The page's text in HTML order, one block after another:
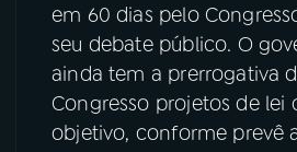
em 60 dias pelo
seu debate público. O
ainda tem a prerrogativa
Congresso projetos de lei
objetivo, conforme prevê